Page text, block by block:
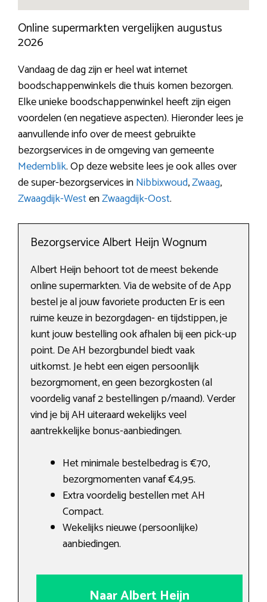
Online supermarkten vergelijken augustus
2026
Vandaag de dag zijn er heel wat internet
boodschappenwinkels die thuis komen bezorgen.
Elke unieke boodschappenwinkel heeft zijn eigen
voordelen (en negatieve aspecten). Hieronder lees je
aanvullende info over de meest gebruikte
bezorgservices in de omgeving van gemeente
Medemblik. Op deze website lees je ook alles over
de super-bezorgservices inNibbixwoud,Zwaag,
Zwaagdijk-WestenZwaagdijk-Oost.
Bezorgservice Albert Heijn Wognum
Albert Heijn behoort tot de meest bekende
online supermarkten. Via de website of de App
bestel je al jouw favoriete producten Er is een
ruime keuze in bezorgdagen- en tijdstippen, je
kunt jouw bestelling ook afhalen bij een pick-up
point. De AH bezorgbundel biedt vaak
uitkomst. Je hebt een eigen persoonlijk
bezorgmoment, en geen bezorgkosten (al
voordelig vanaf 2 bestellingen p/maand). Verder
vind je bij AH uiteraard wekelijks veel
aantrekkelijke bonus-aanbiedingen.
Het minimale bestelbedrag is €70,
bezorgmomenten vanaf €4,95.
Extra voordelig bestellen met AH
Compact.
Wekelijks nieuwe (persoonlijke)
aanbiedingen.
Naar Albert Heijn